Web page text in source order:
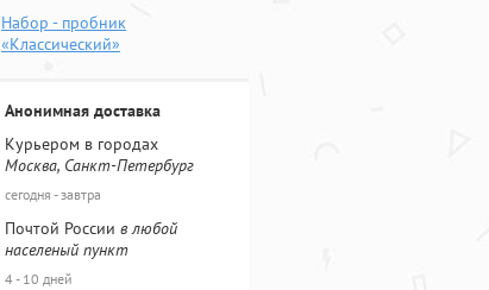
Набор - пробник
«Классический»
Анонимная доставка
Курьером в городах
Москва, Санкт-Петербург
сегодня - завтра
Почтой России в любой
населеный пункт
4 - 10 дней